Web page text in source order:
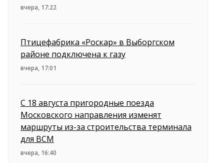
вчера, 17:22
Птицефабрика «Роскар» в Выборгском
районе подключена к газу
вчера, 17:01
С 18 августа пригородные поезда
Московского направления изменят
маршруты из-за строительства терминала
для ВСМ
вчера, 16:40